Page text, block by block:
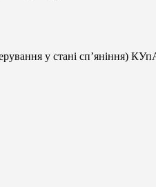
у стані сп’яніння)